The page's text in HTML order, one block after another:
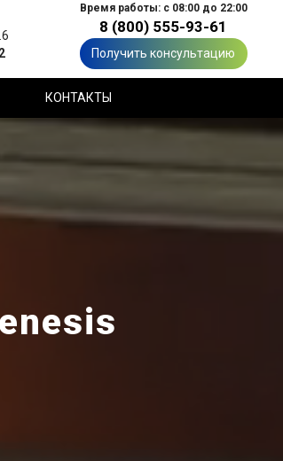
Время работы: с 08:00 до 22:00
8 (800) 555-93-61
Получить консультацию
КОНТАКТЫ